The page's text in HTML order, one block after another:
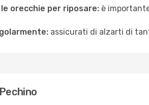
orecchie per riposare: è
assicurati di alzarti di